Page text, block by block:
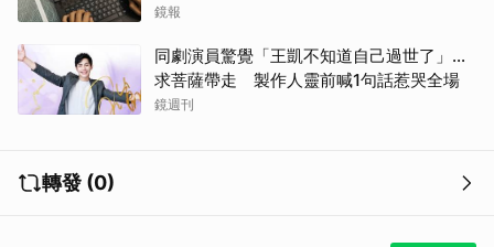
哭網
鏡報
同劇演員驚覺「王凱不知道自己過世了」...
求菩薩帶走 製作人靈前喊1句話惹哭全場
鏡週刊
轉發 (0)